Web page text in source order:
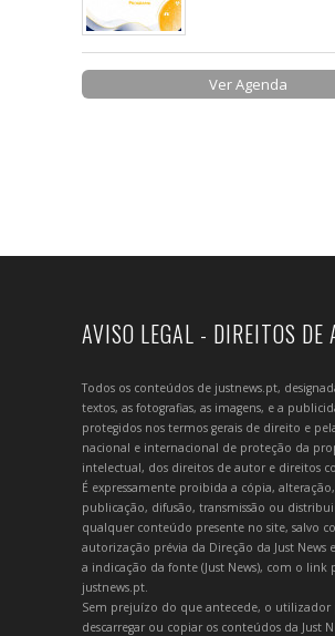
Ver Agenda
AVISO LEGAL - DIREITOS DE
Todos os conteúdos de justnews.pt,
textos, as fotografias, as imagens, e a
protegidos nos termos gerais de direito e
nacional e internacional de proteção da
intelectual, dos direitos de autor e direitos
É expressamente proibida a cópia,
publicação, difusão, transmissão ou
qualquer conteúdo presente no site, salvo
autorização prévia da Direção da Just News
a indicação da fonte (Just News), com o link
justnews.pt.
Sem prejuízo do que antecede, o utilizador
descarregar ou copiar os conteúdos da Just